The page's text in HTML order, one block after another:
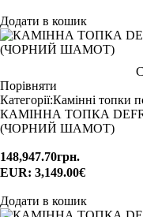
Додати в кошик
Порівняти
Категорії:Камінні топки
КАМІННА ТОПКА
(ЧОРНИЙ ШАМОТ)
148,947.70грн.
EUR: 3,149.00€
Додати в кошик